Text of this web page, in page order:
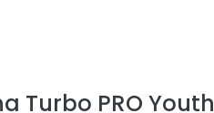
Turbo PRO Youth